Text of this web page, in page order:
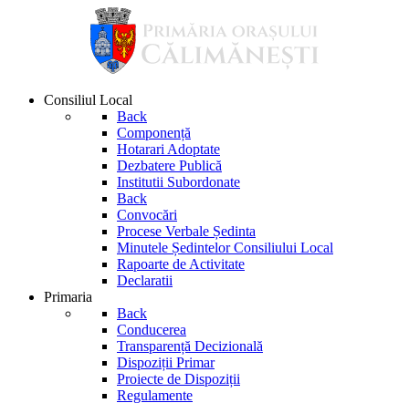
Consiliul Local
Back
Componență
Hotarari Adoptate
Dezbatere Publică
Institutii Subordonate
Back
Convocări
Procese Verbale Ședinta
Minutele Ședintelor Consiliului Local
Rapoarte de Activitate
Declaratii
Primaria
Back
Conducerea
Transparență Decizională
Dispoziții Primar
Proiecte de Dispoziții
Regulamente